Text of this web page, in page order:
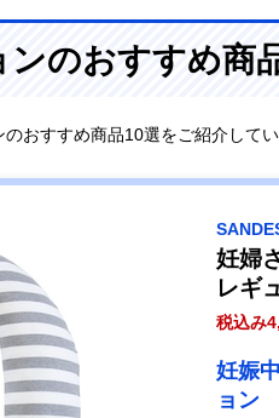
ンのおすすめ商
おすすめ商品10選をご紹介してい
妊婦
レギ
税込み
妊娠
ョン